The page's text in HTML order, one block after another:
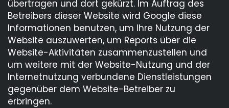
übertragen und dort gekürzt. Im Auftrag des
Betreibers dieser Website wird Google diese
Informationen benutzen, um Ihre Nutzung der
Website auszuwerten, um Reports über die
Website-Aktivitäten zusammenzustellen und
um weitere mit der Website-Nutzung und der
Internetnutzung verbundene Dienstleistungen
gegenüber dem Website-Betreiber zu
erbringen.